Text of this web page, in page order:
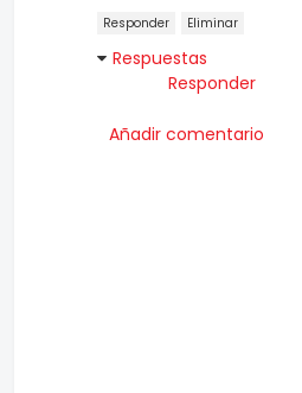
Responder Eliminar
Respuestas
Responder
Añadir comentario